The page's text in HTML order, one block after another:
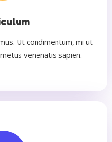
Ut condimentum, mi ut
venenatis sapien.